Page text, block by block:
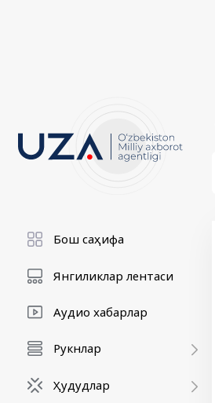
Бош саҳифа
Янгиликлар лентаси
Аудио хабарлар
Рукнлар
Ҳудудлар